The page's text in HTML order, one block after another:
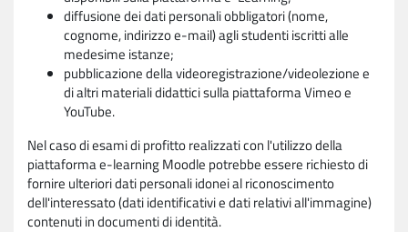
diffusione dei dati personali obbligatori (nome,
cognome, indirizzo e-mail) agli studenti iscritti alle
medesime istanze;
pubblicazione della videoregistrazione/videolezione e
di altri materiali didattici sulla piattaforma Vimeo e
YouTube.
Nel caso di esami di profitto realizzati con l'utilizzo della
piattaforma e-learning Moodle potrebbe essere richiesto di
fornire ulteriori dati personali idonei al riconoscimento
dell'interessato (dati identificativi e dati relativi all'immagine)
contenuti in documenti di identità.